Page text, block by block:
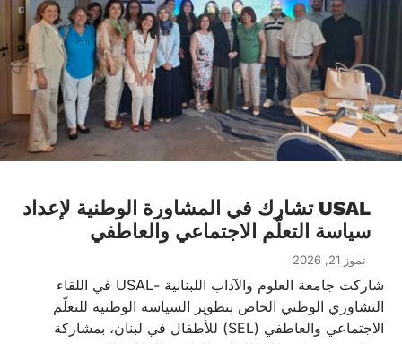
USAL تشارك في المشاورة الوطنية لإعداد
سياسة التعلّم الاجتماعي والعاطفي
تموز 21, 2026
شاركت جامعة العلوم والآداب اللبنانية -USAL في اللقاء
التشاوري الوطني الخاص بتطوير السياسة الوطنية للتعلّم
الاجتماعي والعاطفي (SEL) للأطفال في لبنان، بمشاركة